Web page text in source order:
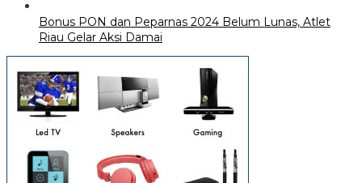
Bonus PON dan Peparnas 2024 Belum Lunas, Atlet
Riau Gelar Aksi Damai